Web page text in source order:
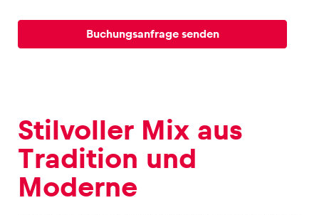
Alle anzeigen
Buchungsanfrage senden
Stilvoller Mix aus
Tradition und
Moderne